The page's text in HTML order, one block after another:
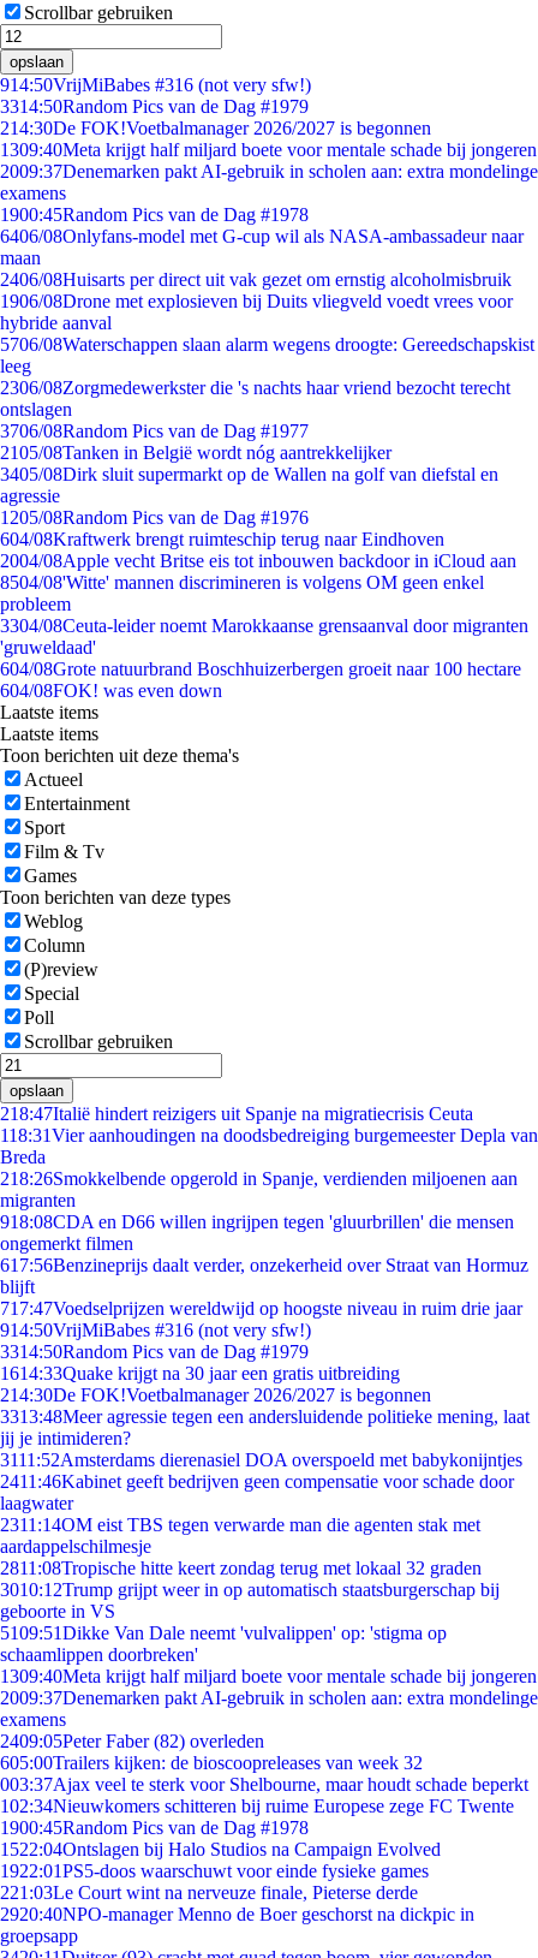
Scrollbar gebruiken
opslaan
914:50VrijMiBabes #316 (not very sfw!)
3314:50Random Pics van de Dag #1979
214:30De FOK!Voetbalmanager 2026/2027 is begonnen
1309:40Meta krijgt half miljard boete voor mentale schade bij jongeren
2009:37Denemarken pakt AI-gebruik in scholen aan: extra mondelinge
examens
1900:45Random Pics van de Dag #1978
6406/08Onlyfans-model met G-cup wil als NASA-ambassadeur naar
maan
2406/08Huisarts per direct uit vak gezet om ernstig alcoholmisbruik
1906/08Drone met explosieven bij Duits vliegveld voedt vrees voor
hybride aanval
5706/08Waterschappen slaan alarm wegens droogte: Gereedschapskist
leeg
2306/08Zorgmedewerkster die 's nachts haar vriend bezocht terecht
ontslagen
3706/08Random Pics van de Dag #1977
2105/08Tanken in België wordt nóg aantrekkelijker
3405/08Dirk sluit supermarkt op de Wallen na golf van diefstal en
agressie
1205/08Random Pics van de Dag #1976
604/08Kraftwerk brengt ruimteschip terug naar Eindhoven
2004/08Apple vecht Britse eis tot inbouwen backdoor in iCloud aan
8504/08'Witte' mannen discrimineren is volgens OM geen enkel
probleem
3304/08Ceuta-leider noemt Marokkaanse grensaanval door migranten
'gruweldaad'
604/08Grote natuurbrand Boschhuizerbergen groeit naar 100 hectare
604/08FOK! was even down
Laatste items
Laatste items
Toon berichten uit deze thema's
Actueel
Entertainment
Sport
Film & Tv
Games
Toon berichten van deze types
Weblog
Column
(P)review
Special
Poll
Scrollbar gebruiken
opslaan
218:47Italië hindert reizigers uit Spanje na migratiecrisis Ceuta
118:31Vier aanhoudingen na doodsbedreiging burgemeester Depla van
Breda
218:26Smokkelbende opgerold in Spanje, verdienden miljoenen aan
migranten
918:08CDA en D66 willen ingrijpen tegen 'gluurbrillen' die mensen
ongemerkt filmen
617:56Benzineprijs daalt verder, onzekerheid over Straat van Hormuz
blijft
717:47Voedselprijzen wereldwijd op hoogste niveau in ruim drie jaar
914:50VrijMiBabes #316 (not very sfw!)
3314:50Random Pics van de Dag #1979
1614:33Quake krijgt na 30 jaar een gratis uitbreiding
214:30De FOK!Voetbalmanager 2026/2027 is begonnen
3313:48Meer agressie tegen een andersluidende politieke mening, laat
jij je intimideren?
3111:52Amsterdams dierenasiel DOA overspoeld met babykonijntjes
2411:46Kabinet geeft bedrijven geen compensatie voor schade door
laagwater
2311:14OM eist TBS tegen verwarde man die agenten stak met
aardappelschilmesje
2811:08Tropische hitte keert zondag terug met lokaal 32 graden
3010:12Trump grijpt weer in op automatisch staatsburgerschap bij
geboorte in VS
5109:51Dikke Van Dale neemt 'vulvalippen' op: 'stigma op
schaamlippen doorbreken'
1309:40Meta krijgt half miljard boete voor mentale schade bij jongeren
2009:37Denemarken pakt AI-gebruik in scholen aan: extra mondelinge
examens
2409:05Peter Faber (82) overleden
605:00Trailers kijken: de bioscoopreleases van week 32
003:37Ajax veel te sterk voor Shelbourne, maar houdt schade beperkt
102:34Nieuwkomers schitteren bij ruime Europese zege FC Twente
1900:45Random Pics van de Dag #1978
1522:04Ontslagen bij Halo Studios na Campaign Evolved
1922:01PS5-doos waarschuwt voor einde fysieke games
221:03Le Court wint na nerveuze finale, Pieterse derde
2920:40NPO-manager Menno de Boer geschorst na dickpic in
groepsapp